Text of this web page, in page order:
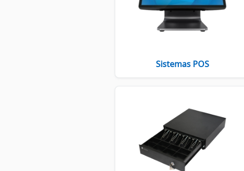
Sistemas POS